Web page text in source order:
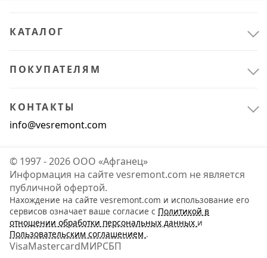
13
Мебель для ванной комнаты
Хозяйственные товары
КАТАЛОГ
ПОКУПАТЕЛЯМ
КОНТАКТЫ
info@vesremont.com
© 1997 - 2026 ООО «Афганец»
Информация на сайте vesremont.com не является
публичной офертой.
Нахождение на сайте vesremont.com и использование его
сервисов означает ваше согласие с Политикой в
отношении обработки персональных данных и
Пользовательским соглашением .
VisaMastercardМИРСБП